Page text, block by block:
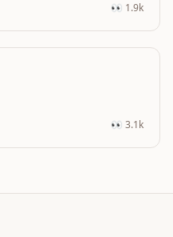
👀 1.9k
👀 3.1k